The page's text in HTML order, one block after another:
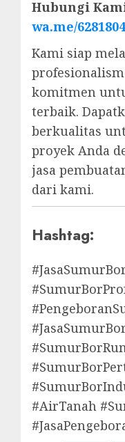
Hubungi
wa.me/
Kami siap
komitmen
terbaik.
berkualitas
proyek Anda
jasa
dari kami.
Hashtag:
#AirTanah